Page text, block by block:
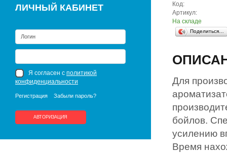
ЛИЧНЫЙ КАБИНЕТ
Я согласен с политикой
конфиденциальности
Регистрация Забыли пароль?
АВТОРИЗАЦИЯ
Код:
Артикул:
На складе
Поделиться…
Для
бойлов.
усилению
Время